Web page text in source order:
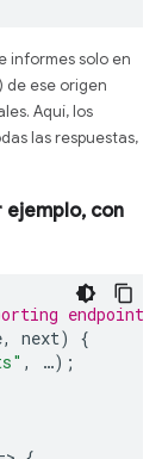
informes solo en
de ese origen
Aquí, los
las respuestas,
ejemplo, con
, next)
{
, …);